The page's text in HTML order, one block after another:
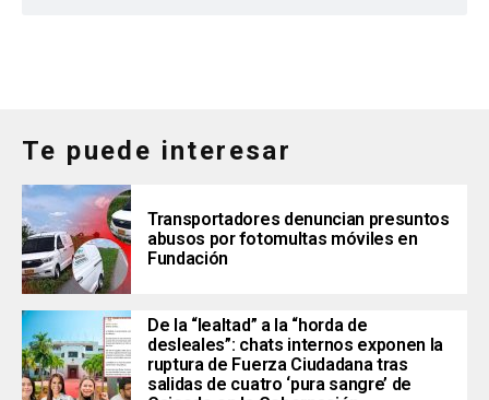
Te puede interesar
Transportadores denuncian presuntos
abusos por fotomultas móviles en
Fundación
De la “lealtad” a la “horda de
desleales”: chats internos exponen la
ruptura de Fuerza Ciudadana tras
salidas de cuatro ‘pura sangre’ de